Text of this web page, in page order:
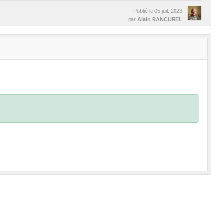
Publié le 05 juil. 2023
par Alain RANCUREL